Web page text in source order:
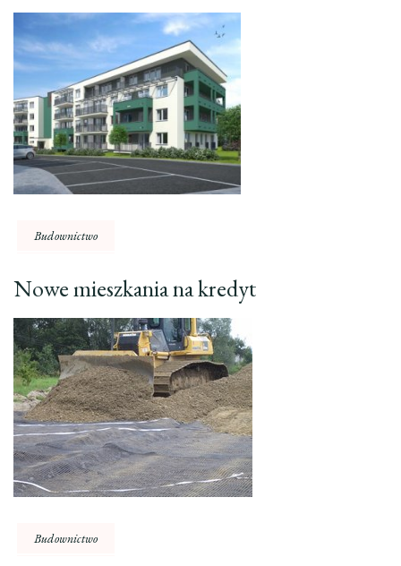
Budownictwo
Nowe mieszkania na kredyt
Budownictwo